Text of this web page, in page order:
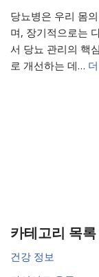
당뇨병은 우리 몸
며, 장기적으로는
서 당뇨 관리의 핵
로 개선하는 데…
카테고리 목록
건강 정보